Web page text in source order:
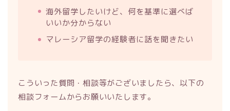
海外留学したいけど、何を基準に選べば
いいか分からない
マレーシア留学の経験者に話を聞きたい
こういった質問・相談等がございましたら、以下の
相談フォームからお願いいたします。